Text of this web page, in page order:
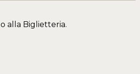
o alla Biglietteria.